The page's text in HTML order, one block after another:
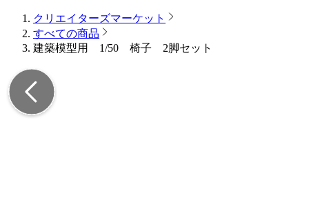
クリエイターズマーケット
すべての商品
建築模型用 1/50 椅子 2脚セット